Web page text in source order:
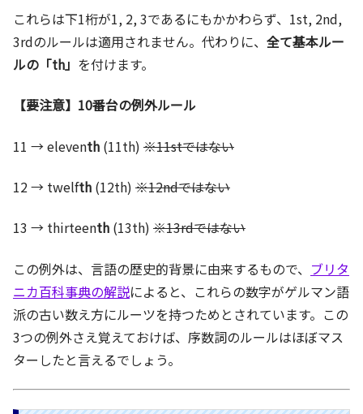
これらは下1桁が1, 2, 3であるにもかかわらず、1st, 2nd,
3rdのルールは適用されません。代わりに、 全て基本ルー
ルの「th」 を付けます。
【要注意】10番台の例外ルール
11 → eleventh (11th) ※11stではない
12 → twelfth (12th) ※12ndではない
13 → thirteenth (13th) ※13rdではない
この例外は、言語の歴史的背景に由来するもので、 ブリタ
ニカ百科事典の解説によると、これらの数字がゲルマン語
派の古い数え方にルーツを持つためとされています。この
3つの例外さえ覚えておけば、序数詞のルールはほぼマス
ターしたと言えるでしょう。